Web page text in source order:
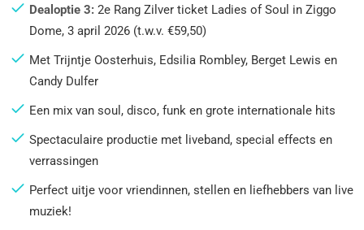
Dealoptie 3:2e Rang Zilver ticket Ladies of Soul in Ziggo
Dome, 3 april 2026 (t.w.v. €59,50)
Met Trijntje Oosterhuis, Edsilia Rombley, Berget Lewis en
Candy Dulfer
Een mix van soul, disco, funk en grote internationale hits
Spectaculaire productie met liveband, special effects en
verrassingen
Perfect uitje voor vriendinnen, stellen en liefhebbers van live
muziek!